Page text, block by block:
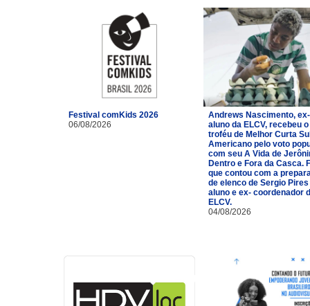
Festival comKids 2026
06/08/2026
Andrews Nascimento, ex-
aluno da ELCV, recebeu o
troféu de Melhor Curta
Americano pelo voto
com seu A Vida de
Dentro e Fora da Casca.
que contou com a
de elenco de Sergio
aluno e ex- coordenador
ELCV.
04/08/2026